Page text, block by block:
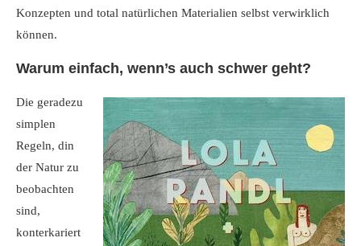
Konzepten und total natürlichen Materialien selbst verwirklich
können.
Warum einfach, wenn’s auch schwer geht?
Die geradezu
simplen
Regeln, din
der Natur zu
beobachten
sind,
konterkariert